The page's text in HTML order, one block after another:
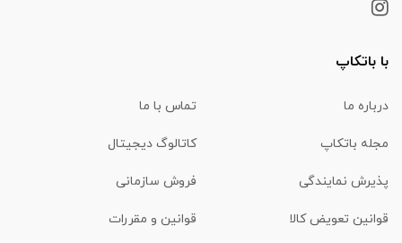
با باتکاپ
درباره ما تماس با ما
مجله باتکاپ کاتالوگ دیجیتال
پذیرش نمایندگی فروش سازمانی
قوانین تعویض کالا قوانین و مقررات